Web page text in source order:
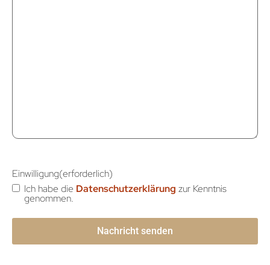
Einwilligung(erforderlich)
Ich habe die Datenschutzerklärung zur Kenntnis
genommen.